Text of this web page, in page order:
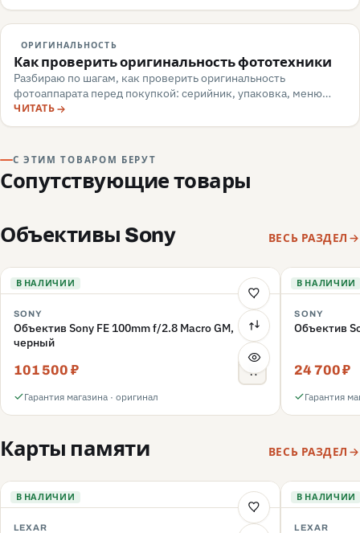
ОРИГИНАЛЬНОСТЬ
Как проверить оригинальность фототехники
Разбираю по шагам, как проверить оригинальность
фотоаппарата перед покупкой: серийник, упаковка, меню
камеры, маркировка, документы — и какие красные флаги
говорят о подделке или сером импорте.
ЧИТАТЬ
С ЭТИМ ТОВАРОМ БЕРУТ
Сопутствующие товары
Объективы Sony ВЕСЬ РАЗДЕЛ
В НАЛИЧИИ
SONY
Объектив Sony FE 100mm f/2.8 Macro GM,
черный
101 500 ₽
Гарантия магазина · оригинал
В НАЛИЧИИ
SONY
Объектив
24 700 ₽
Гарантия
Карты памяти ВЕСЬ РАЗДЕЛ
В НАЛИЧИИ
LEXAR
В НАЛИЧИИ
LEXAR